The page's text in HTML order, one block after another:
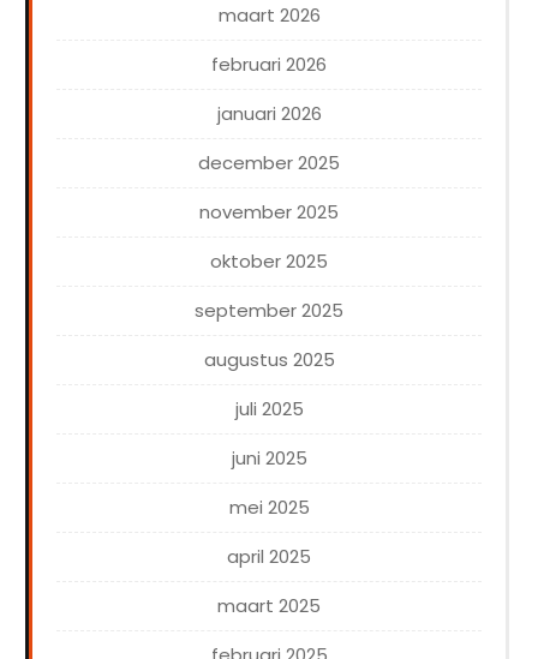
maart 2026
februari 2026
januari 2026
december 2025
november 2025
oktober 2025
september 2025
augustus 2025
juli 2025
juni 2025
mei 2025
april 2025
maart 2025